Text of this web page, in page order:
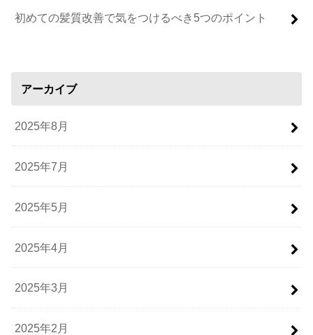
初めての髪質改善で気をつけるべき5つのポイント
アーカイブ
2025年8月
2025年7月
2025年5月
2025年4月
2025年3月
2025年2月